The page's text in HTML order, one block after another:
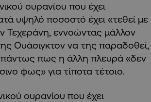
ουρανίου που έχει
υψηλό ποσοστό έχει «τεθεί με
Τεχεράνη, εννοώντας μάλλον
Ουάσιγκτον να της παραδοθεί,
πως η άλλη πλευρά «δεν
φως» για τίποτα τέτοιο.
ουρανίου που έχει